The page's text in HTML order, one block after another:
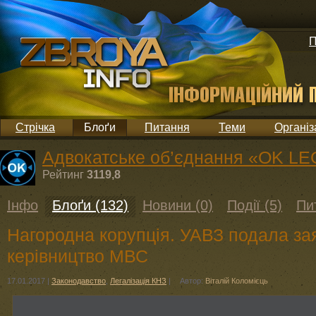
Стрічка Блоґи Питання Теми
Адвокатське об’єднання «OK
Рейтинг 3119,8
Інфо Блоґи (132) Новини (0) Події (5)
Нагородна корупція. УАВЗ подала
керівництво МВС
17.01.2017 | Законодавство Легалізація КНЗ | Автор: Віталій Коломієць